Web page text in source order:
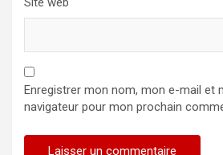
Enregistrer mon nom, mon e-mail et
navigateur pour mon prochain